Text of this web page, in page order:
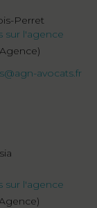
Perret
sur l'agence
avocats.fr
sur l'agence